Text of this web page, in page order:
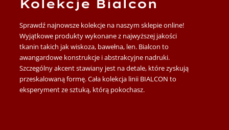
Kolekcje Bialcon
Sprawdź najnowsze kolekcje na naszym sklepie online!
Wyjątkowe produkty wykonane z najwyższej jakości
tkanin takich jak wiskoza, bawełna, len. Bialcon to
awangardowe konstrukcje i abstrakcyjne nadruki.
Szczególny akcent stawiany jest na detale, które zyskują
przeskalowaną formę. Cała kolekcja linii BIALCON to
eksperyment ze sztuką, którą pokochasz.